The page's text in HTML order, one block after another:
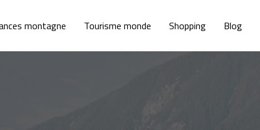
montagne Tourisme monde Shopping Blog